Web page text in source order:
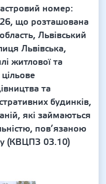
номер:
що розташована
Львівський
Львівська,
житлової та
та
будинків,
які займаються
пов’язаною
(КВЦПЗ 03.10)